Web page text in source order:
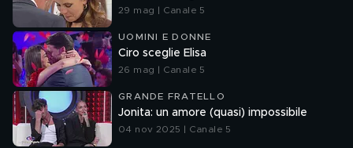
29 mag | Canale 5
UOMINI E DONNE
Ciro sceglie Elisa
26 mag | Canale 5
GRANDE FRATELLO
Jonita: un amore (quasi) impossibile
04 nov 2025 | Canale 5